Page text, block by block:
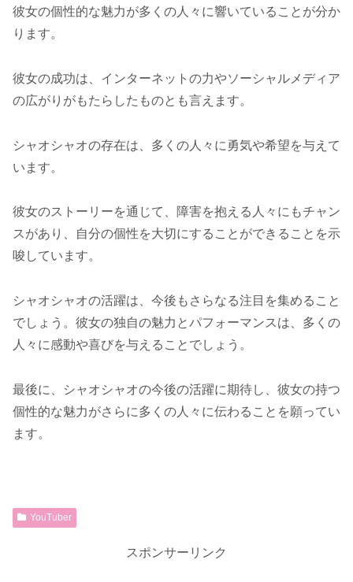
彼女の個性的な魅力が多くの人々に響いていることが分か
ります。
彼女の成功は、インターネットの力やソーシャルメディア
の広がりがもたらしたものとも言えます。
シャオシャオの存在は、多くの人々に勇気や希望を与えて
います。
彼女のストーリーを通じて、障害を抱える人々にもチャン
スがあり、自分の個性を大切にすることができることを示
唆しています。
シャオシャオの活躍は、今後もさらなる注目を集めること
でしょう。彼女の独自の魅力とパフォーマンスは、多くの
人々に感動や喜びを与えることでしょう。
最後に、シャオシャオの今後の活躍に期待し、彼女の持つ
個性的な魅力がさらに多くの人々に伝わることを願ってい
ます。
YouTuber
スポンサーリンク